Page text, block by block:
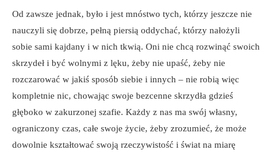
Od zawsze jednak, było i jest mnóstwo tych, którzy jeszcze nie
nauczyli się dobrze, pełną piersią oddychać, którzy nałożyli
sobie sami kajdany i w nich tkwią. Oni nie chcą rozwinąć swoich
skrzydeł i być wolnymi z lęku, żeby nie upaść, żeby nie
rozczarować w jakiś sposób siebie i innych – nie robią więc
kompletnie nic, chowając swoje bezcenne skrzydła gdzieś
głęboko w zakurzonej szafie. Każdy z nas ma swój własny,
ograniczony czas, całe swoje życie, żeby zrozumieć, że może
dowolnie kształtować swoją rzeczywistość i świat na miarę